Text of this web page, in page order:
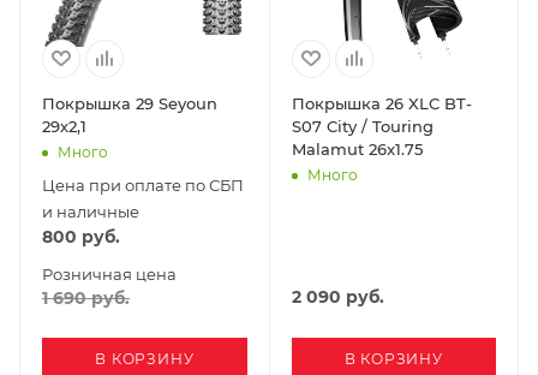
Покрышка 29 Seyoun
29х2,1
Много
Цена при оплате по СБП
и наличные
800 руб.
Розничная цена
1 690руб.
В КОРЗИНУ
Покрышка 26 XLC BT-
S07 City / Touring
Malamut 26x1.75
Много
2 090 руб.
В КОРЗИНУ